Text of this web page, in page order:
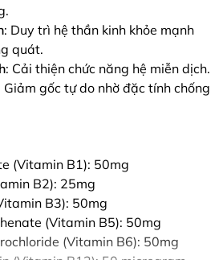
: Duy trì hệ thần kinh khỏe mạnh
quát.
: Cải thiện chức năng hệ miễn dịch.
Giảm gốc tự do nhờ đặc tính chống
(Vitamin B1): 50mg
B2): 25mg
B3): 50mg
(Vitamin B5): 50mg
(Vitamin B6): 50mg